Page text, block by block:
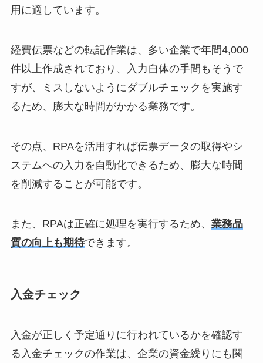
用に適しています。
経費伝票などの転記作業は、多い企業で年間4,000
件以上作成されており、入力自体の手間もそうで
すが、ミスしないようにダブルチェックを実施す
るため、膨大な時間がかかる業務です。
その点、RPAを活用すれば伝票データの取得やシ
ステムへの入力を自動化できるため、膨大な時間
を削減することが可能です。
また、RPAは正確に処理を実行するため、 業務品
質の向上も期待できます。
入金チェック
入金が正しく予定通りに行われているかを確認す
る入金チェックの作業は、企業の資金繰りにも関